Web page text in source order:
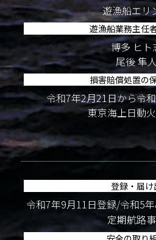
遊漁船エリ
遊漁船業務主任
博多 ヒト
尾後 隼
損害賠償処置の
令和7年2月21日から令
東京海上日動
登録・届け
令和7年9月11日登録/令和5
定期航路